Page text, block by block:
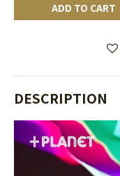
ADD TO CART
DESCRIPTION